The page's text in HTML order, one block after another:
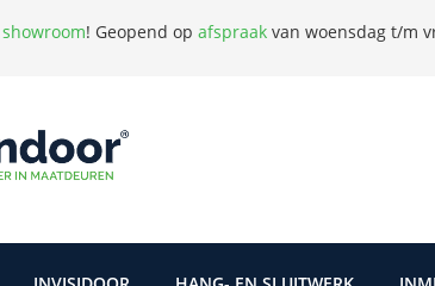
showroom! Geopend op afspraak van woensdag t/m